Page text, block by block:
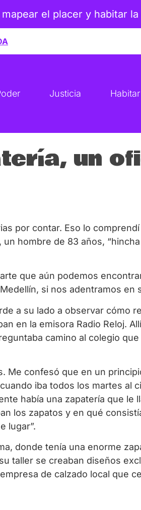
el placer y habitar la
Justicia Habitar
un
por contar. Eso lo
hombre de 83 años,
que aún podemos
si nos adentramos
a su lado a observar cómo
en la emisora Radio Reloj.
camino al colegio
Me confesó que en un
iba todos los martes al
había una zapatería que le
los zapatos y en qué
lugar”.
donde tenía una enorme
taller se creaban diseños
de calzado local que